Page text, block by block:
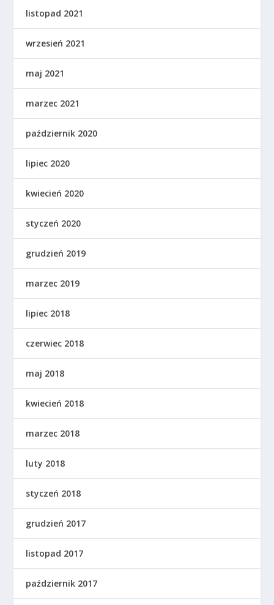
listopad 2021
wrzesień 2021
maj 2021
marzec 2021
październik 2020
lipiec 2020
kwiecień 2020
styczeń 2020
grudzień 2019
marzec 2019
lipiec 2018
czerwiec 2018
maj 2018
kwiecień 2018
marzec 2018
luty 2018
styczeń 2018
grudzień 2017
listopad 2017
październik 2017